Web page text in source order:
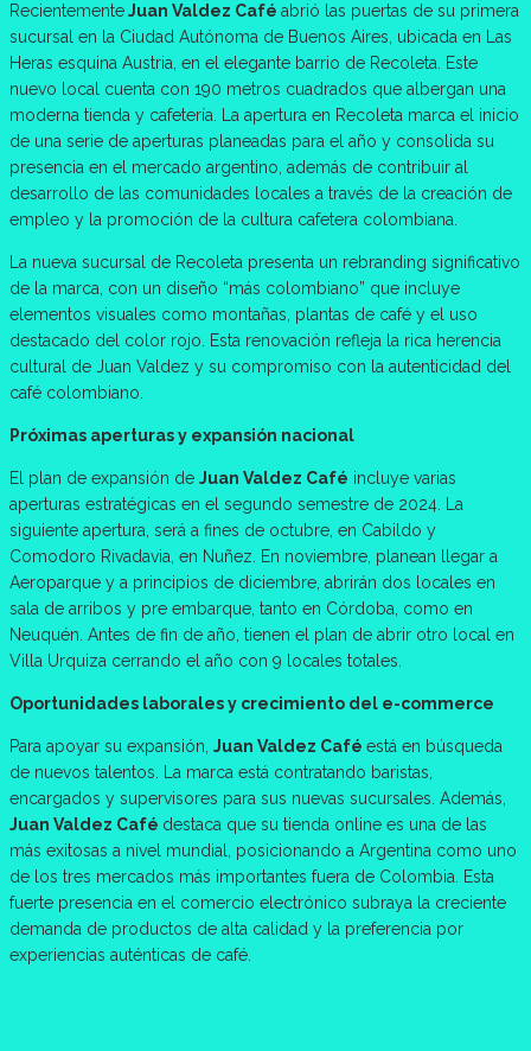
RecientementeJuan Valdez Café abrió las puertas de su primera
sucursal en la Ciudad Autónoma de Buenos Aires, ubicada en Las
Heras esquina Austria, en el elegante barrio de Recoleta. Este
nuevo local cuenta con 190 metros cuadrados que albergan una
moderna tienda y cafetería. La apertura en Recoleta marca el inicio
de una serie de aperturas planeadas para el año y consolida su
presencia en el mercado argentino, además de contribuir al
desarrollo de las comunidades locales a través de la creación de
empleo y la promoción de la cultura cafetera colombiana.
La nueva sucursal de Recoleta presenta un rebranding significativo
de la marca, con un diseño “más colombiano” que incluye
elementos visuales como montañas, plantas de café y el uso
destacado del color rojo. Esta renovación refleja la rica herencia
cultural de Juan Valdez y su compromiso con la autenticidad del
café colombiano.
Próximas aperturas y expansión nacional
El plan de expansión de Juan Valdez Café incluye varias
aperturas estratégicas en el segundo semestre de 2024. La
siguiente apertura, será a fines de octubre, en Cabildo y
Comodoro Rivadavia, en Nuñez. En noviembre, planean llegar a
Aeroparque y a principios de diciembre, abrirán dos locales en
sala de arribos y pre embarque, tanto en Córdoba, como en
Neuquén. Antes de fin de año, tienen el plan de abrir otro local en
Villa Urquiza cerrando el año con 9 locales totales.
Oportunidades laborales y crecimiento del e-commerce
Para apoyar su expansión, Juan Valdez Café está en búsqueda
de nuevos talentos. La marca está contratando baristas,
encargados y supervisores para sus nuevas sucursales. Además,
Juan Valdez Café destaca que su tienda online es una de las
más exitosas a nivel mundial, posicionando a Argentina como uno
de los tres mercados más importantes fuera de Colombia. Esta
fuerte presencia en el comercio electrónico subraya la creciente
demanda de productos de alta calidad y la preferencia por
experiencias auténticas de café.